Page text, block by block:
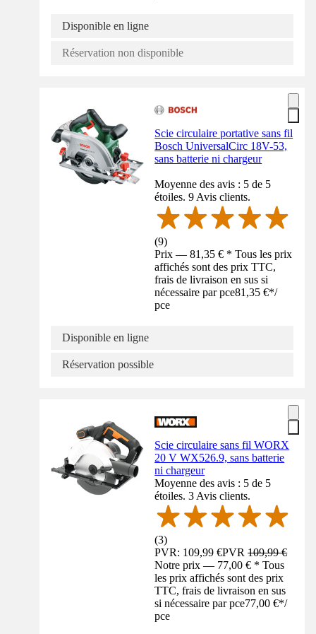
Disponible en ligne
Réservation non disponible
Scie circulaire portative sans fil
Bosch UniversalCirc 18V-53,
sans batterie ni chargeur
Moyenne des avis : 5 de 5
étoiles. 9 Avis clients.
(9)
Prix — 81,35 € * Tous les prix
affichés sont des prix TTC,
frais de livraison en sus si
nécessaire par pce81,35 €*/
pce
Disponible en ligne
Réservation possible
Scie circulaire sans fil WORX
20 V WX526.9, sans batterie
ni chargeur
Moyenne des avis : 5 de 5
étoiles. 3 Avis clients.
(3)
PVR: 109,99 €PVR109,99 €
Notre prix — 77,00 € * Tous
les prix affichés sont des prix
TTC, frais de livraison en sus
si nécessaire par pce77,00 €*/
pce